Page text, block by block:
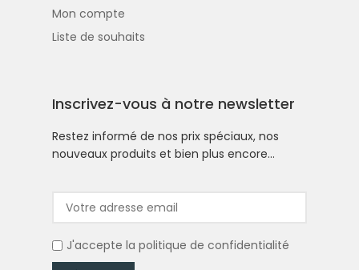
Mon compte
Liste de souhaits
Inscrivez-vous à notre newsletter
Restez informé de nos prix spéciaux, nos
nouveaux produits et bien plus encore…
J'accepte la politique de confidentialité